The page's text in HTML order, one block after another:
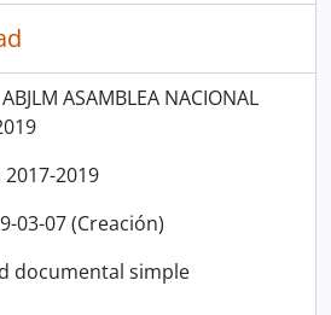
ASAMBLEA NACIONAL
2017-2019
03-07 (Creación)
documental simple